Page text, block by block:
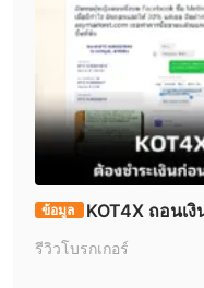
ค่าธรรมเนียม
แพลตฟอร์มนี้เรียกเก็บค่าค
ประเภทบัญชีต่าง ๆ
ค่าคอมมิชชั่นสำหรับ Major
ค่าคอมมิชชั่นสำหรับ Exotic
Indexes, และ Shares:
หมายเหตุ:
ค่าธรรมเนียมที่ระบุข้างต้น
แพลตฟอร์มการซื้อ
ข้อมูล
KOT4X ถอนเ
รเคยโดนรีวิวให้หน่อย
รีวิวโบรกเกอร์